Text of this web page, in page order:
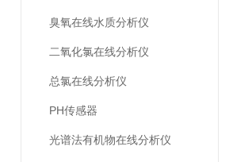
臭氧在线水质分析仪
二氧化氯在线分析仪
总氯在线分析仪
PH传感器
光谱法有机物在线分析仪